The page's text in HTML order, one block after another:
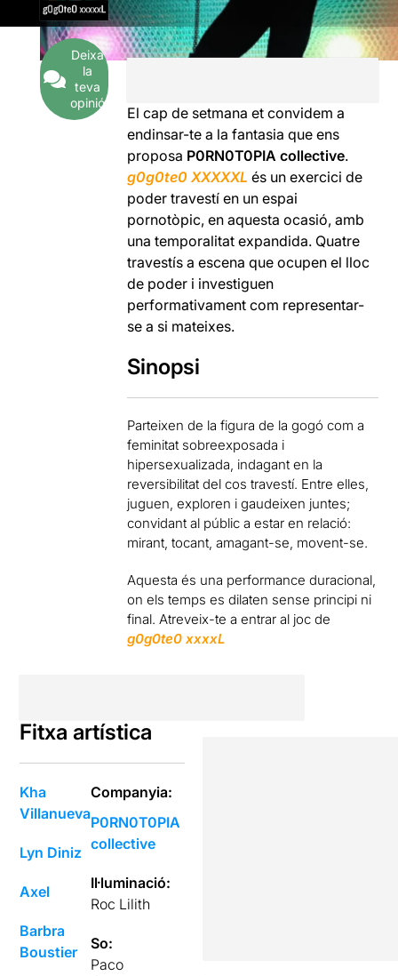
Deixa
la
teva
opinió
El cap de setmana et convidem a
endinsar-te a la fantasia que ens
proposa P0RN0T0PIA collective.
g0g0te0 XXXXXL és un exercici de
poder travestí en un espai
pornotòpic, en aquesta ocasió, amb
una temporalitat expandida. Quatre
travestís a escena que ocupen el lloc
de poder i investiguen
performativament com representar-
se a si mateixes.
Sinopsi
Parteixen de la figura de la gogó com a
feminitat sobreexposada i
hipersexualizada, indagant en la
reversibilitat del cos travestí. Entre elles,
juguen, exploren i gaudeixen juntes;
convidant al públic a estar en relació:
mirant, tocant, amagant-se, movent-se.
Aquesta és una performance duracional,
on els temps es dilaten sense principi ni
final. Atreveix-te a entrar al joc de
g0g0te0 xxxxL
Fitxa artística
Kha
Villanueva
Lyn Diniz
Axel
Barbra
Boustier
Companyia:
P0RN0T0PIA
collective
Il·luminació:
Roc Lilith
So:
Paco